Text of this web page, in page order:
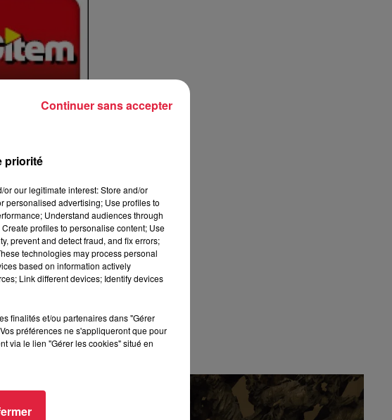
priorité
our legitimate interest: Store and/or
personalised advertising; Use profiles to
Understand audiences through
profiles to personalise content; Use
prevent and detect fraud, and fix errors;
technologies may process personal
based on information actively
Link different devices; Identify devices
finalités et/ou partenaires dans "Gérer
préférences ne s'appliqueront que pour
via le lien "Gérer les cookies" situé en
Continuer sans accepter